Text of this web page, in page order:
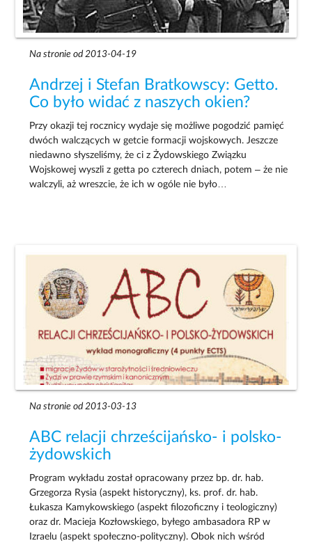
Na stronie od 2013-04-19
Andrzej i Stefan Bratkowscy: Getto.
Co było widać z naszych okien?
Przy okazji tej rocznicy wydaje się możliwe pogodzić pamięć
dwóch walczących w getcie formacji wojskowych. Jeszcze
niedawno słyszeliśmy, że ci z Żydowskiego Związku
Wojskowej wyszli z getta po czterech dniach, potem – że nie
walczyli, aż wreszcie, że ich w ogóle nie było…
Na stronie od 2013-03-13
ABC relacji chrześcijańsko- i polsko-
żydowskich
Program wykładu został opracowany przez bp. dr. hab.
Grzegorza Rysia (aspekt historyczny), ks. prof. dr. hab.
Łukasza Kamykowskiego (aspekt filozoficzny i teologiczny)
oraz dr. Macieja Kozłowskiego, byłego ambasadora RP w
Izraelu (aspekt społeczno-polityczny). Obok nich wśród